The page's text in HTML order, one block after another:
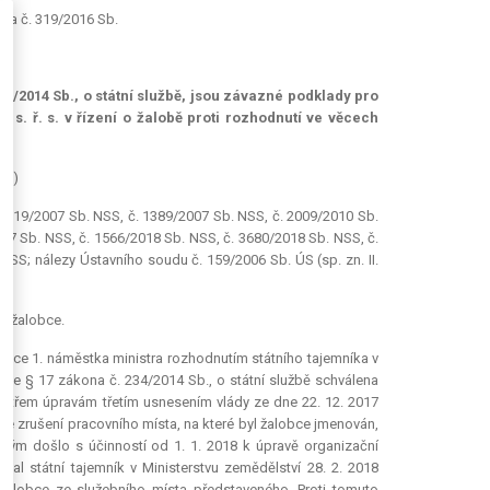
a č. 319/2016 Sb.
2014 Sb., o státní službě, jsou závazné podklady pro
s. ř. s. v řízení o žalobě proti rozhodnutí ve věcech
2007 Sb. NSS, č. 1389/2007 Sb. NSS, č. 2009/2010 Sb.
Sb. NSS, č. 1566/2018 Sb. NSS, č. 3680/2018 Sb. NSS, č.
nálezy Ústavního soudu č. 159/2006 Sb. ÚS (sp. zn. II.
žalobce.
1. náměstka ministra rozhodnutím státního tajemníka v
§ 17 zákona č. 234/2014 Sb., o státní službě schválena
úpravám třetím usnesením vlády ze dne 22. 12. 2017
zrušení pracovního místa, na které byl žalobce jmenován,
došlo s účinností od 1. 1. 2018 k úpravě organizační
státní tajemník v Ministerstvu zemědělství 28. 2. 2018